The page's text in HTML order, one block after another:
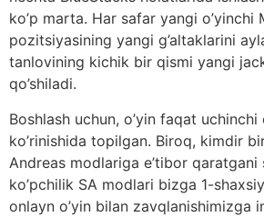
ko’p marta. Har safar yangi o’yinchi
pozitsiyasining yangi g’altaklarini
tanlovining kichik bir qismi yangi
qo’shiladi.
Boshlash uchun, o’yin faqat
ko’rinishida topilgan. Biroq, kimdir
Andreas modlariga e’tibor
ko’pchilik SA modlari bizga 1-
onlayn o’yin bilan zavqlanishimizga